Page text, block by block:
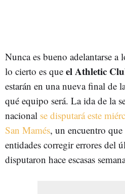
Nunca es bueno adelantarse a
lo cierto es que el Athletic
estarán en una nueva final de
qué equipo será. La ida de la
nacional se disputará este
San Mamés, un encuentro
entidades corregir errores del
disputaron hace escasas